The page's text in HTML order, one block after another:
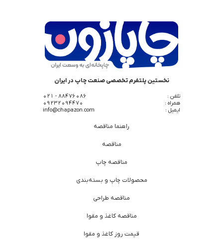
نخستین پلتفرم تخصصی صنعت چاپ در ایران
تلفن :
88476086 - 021
همراه :
09232094470
ایمیل :
info@chapazon.com
راهنما مناقصه
مناقصه
مناقصه چاپ
محصولات چاپ و بسته‌بندی
مناقصه طراحی
مناقصه کاغذ و مقوا
قیمت روز کاغذ و مقوا